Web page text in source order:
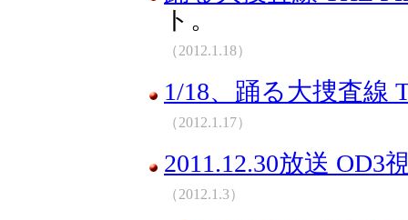
ト。
（2012.1.18）
1/18、踊る大捜査線
（2012.1.17）
2011.12.30放送 OD3
（2012.1.3）